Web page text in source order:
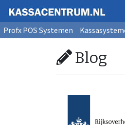
Profx POS Systemen
Blog